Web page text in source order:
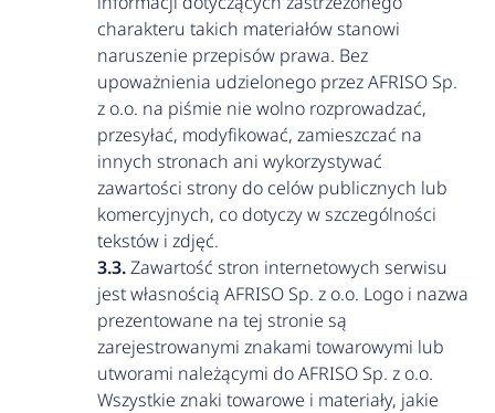
charakteru takich materiałów stanowi
naruszenie przepisów prawa. Bez
upoważnienia udzielonego przez AFRISO Sp.
z o.o. na piśmie nie wolno rozprowadzać,
przesyłać, modyfikować, zamieszczać na
innych stronach ani wykorzystywać
zawartości strony do celów publicznych lub
komercyjnych, co dotyczy w szczególności
tekstów i zdjęć.
Zawartość stron internetowych serwisu
jest własnością AFRISO Sp. z o.o. Logo i nazwa
prezentowane na tej stronie są
zarejestrowanymi znakami towarowymi lub
utworami należącymi do AFRISO Sp. z o.o.
Wszystkie znaki towarowe i materiały, jakie